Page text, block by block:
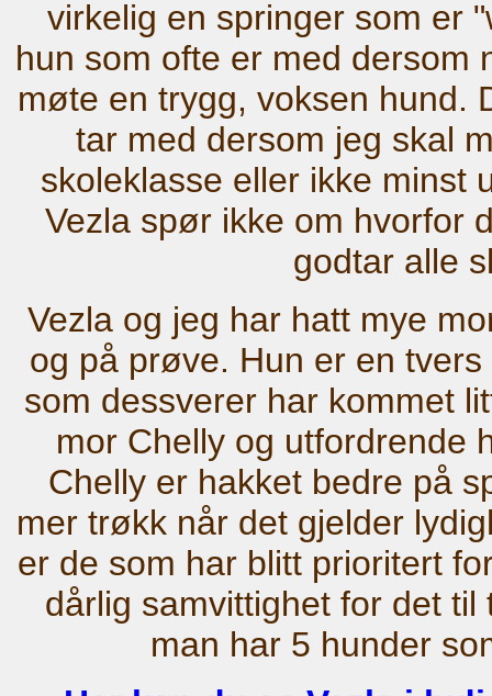
virkelig en springer som er
hun som ofte er med dersom
møte en trygg, voksen hund.
tar med dersom jeg skal
skoleklasse eller ikke minst
Vezla spør ikke om hvorfor
godtar alle
Vezla og jeg har hatt mye
og på prøve. Hun er en
som dessverer har kommet
mor Chelly og utfordrende
Chelly er hakket bedre på
mer trøkk når det gjelder
er de som har blitt prioritert
dårlig samvittighet for det
man har 5 hunder